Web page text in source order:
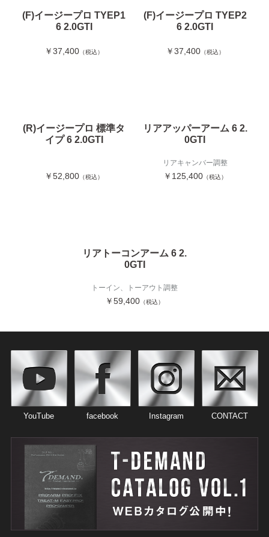
(F)イージープロ TYEP1
6 2.0GTI
￥37,400 （税込）
(F)イージープロ TYEP2
6 2.0GTI
￥37,400（税込）
(R)イージープロ 標準タ
イプ 6 2.0GTI
￥52,800 （税込）
リアアッパーアーム 6 2.
0GTI
リアキャンバー調整
￥125,400（税込）
リアトーコンアーム 6 2.
0GTI
トーイン、トーアウト調整
￥59,400 （税込）
YouTube facebook Instagram CONTACT